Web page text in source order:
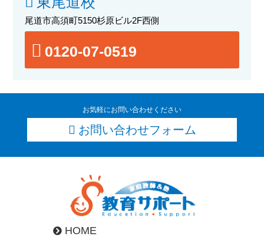
尾道市高須町5150杉原ビル2F西側
0120-07-0519
お気軽にお問い合わせください
お問い合わせフォーム
HOME